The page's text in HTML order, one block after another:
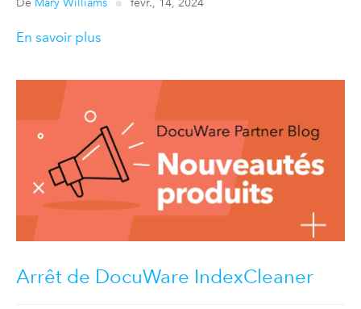
En savoir plus
Arrêt de DocuWare IndexCleaner